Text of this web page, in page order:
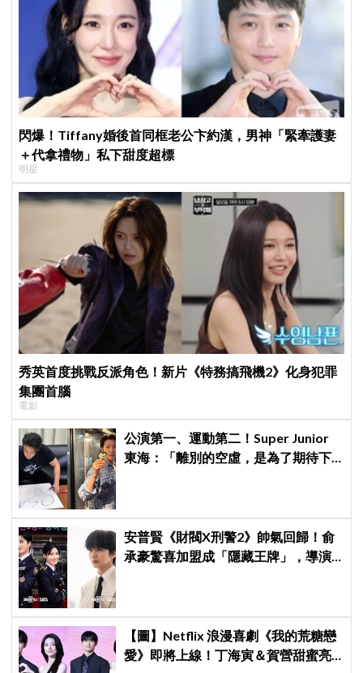
閃爆！Tiffany婚後首同框老公卞約漢，男神「緊牽護妻
＋代拿禮物」私下甜度超標
明星
秀英首度挑戰反派角色！新片《特務搞飛機2》化身犯罪
集團首腦
電影
公演第一、運動第二！Super Junior
東海：「離別的空虛，是為了期待下
安普賢《財閥X刑警2》帥氣回歸！俞
承豪驚喜加盟成「隱藏王牌」，導演
【圖】Netflix 浪漫喜劇《我的荒糖戀
愛》即將上線！丁海寅＆賀營甜蜜亮